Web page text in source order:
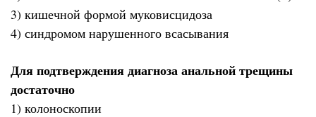
3) кишечной формой муковисцидоза
4) синдромом нарушенного всасывания
Для подтверждения диагноза анальной трещины
достаточно
1) колоноскопии